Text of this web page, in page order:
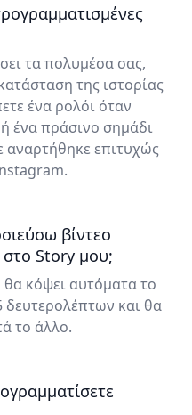
τα πολυμέσα σας,
της ιστορίας
ένα ρολόι όταν
ένα πράσινο σημάδι
αναρτήθηκε επιτυχώς
βίντεο
στο Story μου;
κόψει αυτόματα το
δευτερολέπτων και θα
το άλλο.